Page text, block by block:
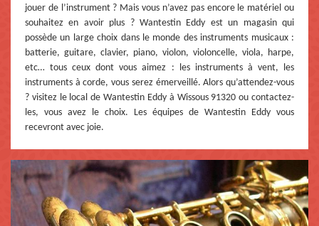
jouer de l’instrument ? Mais vous n’avez pas encore le matériel ou
souhaitez en avoir plus ? Wantestin Eddy est un magasin qui
possède un large choix dans le monde des instruments musicaux :
batterie, guitare, clavier, piano, violon, violoncelle, viola, harpe,
etc… tous ceux dont vous aimez : les instruments à vent, les
instruments à corde, vous serez émerveillé. Alors qu’attendez-vous
? visitez le local de Wantestin Eddy à Wissous 91320 ou contactez-
les, vous avez le choix. Les équipes de Wantestin Eddy vous
recevront avec joie.